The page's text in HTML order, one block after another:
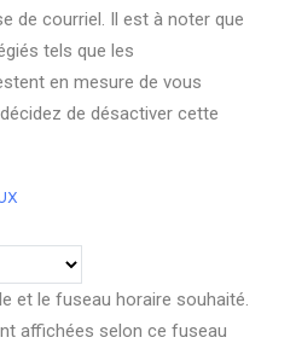
de courriel. Il est à noter que
tels que les
en mesure de vous
de désactiver cette
et le fuseau horaire souhaité.
affichées selon ce fuseau